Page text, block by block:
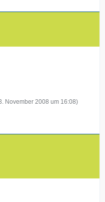
November 2008 um 16:08)